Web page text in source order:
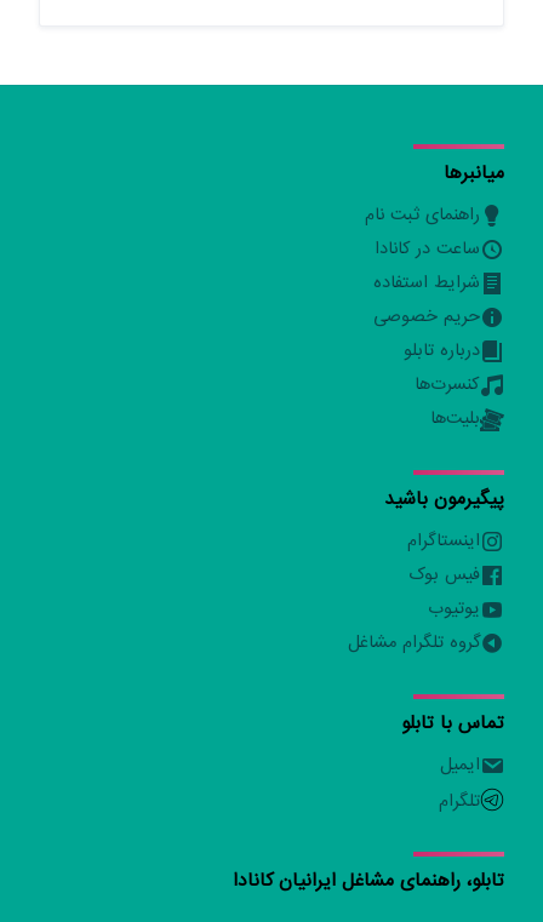
میانبرها
راهنمای ثبت نام
ساعت در کانادا
شرایط استفاده
حریم خصوصی
درباره تابلو
کنسرت‌ها
بلیت‌ها
پیگیرمون باشید
اینستاگرام
فیس بوک
یوتیوب
گروه تلگرام مشاغل
تماس با تابلو
ایمیل
تلگرام
تابلو، راهنمای مشاغل ایرانیان کانادا